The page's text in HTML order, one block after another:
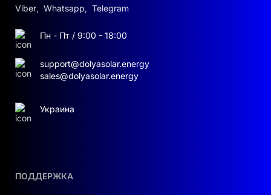
ПОДДЕРЖКА
Viber, Whatsapp, Telegram
Пн - Пт / 9:00 - 18:00
support@dolyasolar.energy
sales@dolyasolar.energy
Украина